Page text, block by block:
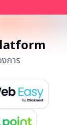
การ